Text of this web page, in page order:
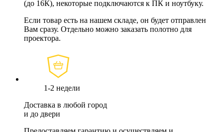
(до 16К), некоторые подключаются к ПК и ноутбуку.
Если товар есть на нашем складе, он будет отправлен
Вам сразу. Отдельно можно заказать полотно для
проектора.
1-2 недели
Доставка в любой город
и до двери